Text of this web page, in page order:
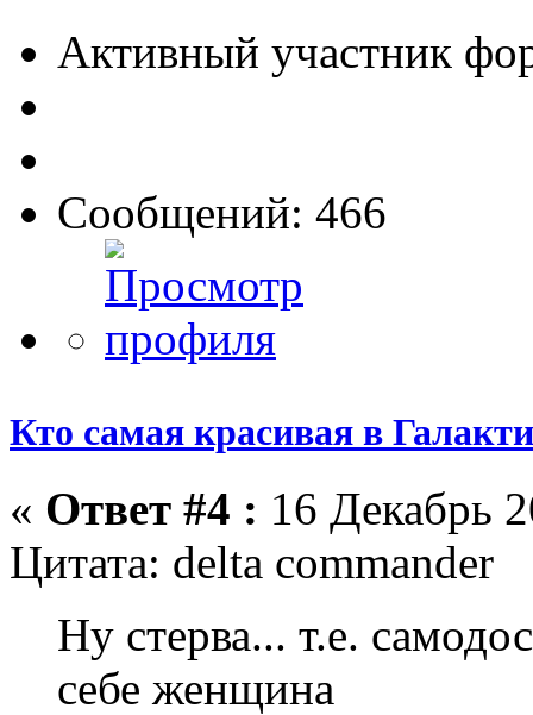
Активный участник
Сообщений: 466
Кто самая красивая в
« Ответ #4 : 16 Декабрь
Цитата: delta commander
Ну стерва... т.е.
себе женщина